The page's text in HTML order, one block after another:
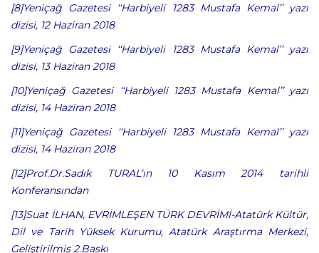
[8]Yeniçağ Gazetesi ‘‘Harbiyeli 1283 Mustafa Kemal’’ yazı
dizisi, 12 Haziran 2018
[9]Yeniçağ Gazetesi ‘‘Harbiyeli 1283 Mustafa Kemal’’ yazı
dizisi, 13 Haziran 2018
[10]Yeniçağ Gazetesi ‘‘Harbiyeli 1283 Mustafa Kemal’’ yazı
dizisi, 14 Haziran 2018
[11]Yeniçağ Gazetesi ‘‘Harbiyeli 1283 Mustafa Kemal’’ yazı
dizisi, 14 Haziran 2018
[12]Prof.Dr.Sadık TURAL’ın 10 Kasım 2014 tarihli
Konferansından
[13]Suat İLHAN, EVRİMLEŞEN TÜRK DEVRİMİ-Atatürk Kültür,
Dil ve Tarih Yüksek Kurumu, Atatürk Araştırma Merkezi,
Geliştirilmiş 2.Baskı